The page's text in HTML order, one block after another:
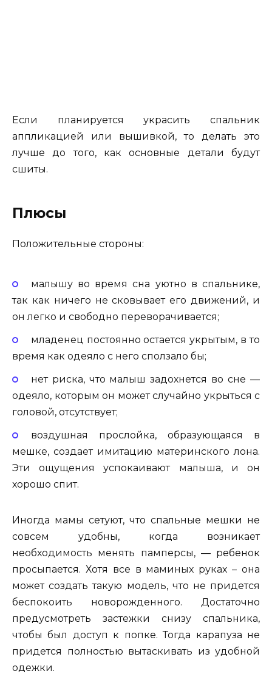
Если планируется украсить спальник
аппликацией или вышивкой, то делать это
лучше до того, как основные детали будут
сшиты.
Плюсы
Положительные стороны:
малышу во время сна уютно в спальнике,
так как ничего не сковывает его движений, и
он легко и свободно переворачивается;
младенец постоянно остается укрытым, в то
время как одеяло с него сползало бы;
нет риска, что малыш задохнется во сне —
одеяло, которым он может случайно укрыться с
головой, отсутствует;
воздушная прослойка, образующаяся в
мешке, создает имитацию материнского лона.
Эти ощущения успокаивают малыша, и он
хорошо спит.
Иногда мамы сетуют, что спальные мешки не
совсем удобны, когда возникает
необходимость менять памперсы, — ребенок
просыпается. Хотя все в маминых руках – она
может создать такую модель, что не придется
беспокоить новорожденного. Достаточно
предусмотреть застежки снизу спальника,
чтобы был доступ к попке. Тогда карапуза не
придется полностью вытаскивать из удобной
одежки.